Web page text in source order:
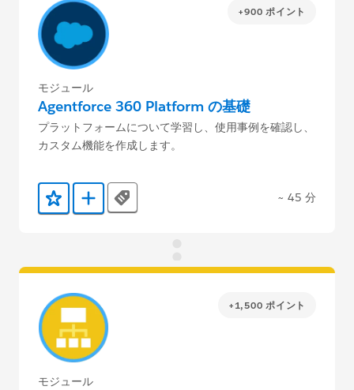
+900 ポイント
モジュール
Agentforce 360 Platform の基礎
プラットフォームについて学習し、使用事例を確認し、
カスタム機能を作成します。
お気に入りに保存する
Trailmix に追加
Tags ~ 45 分
+1,500 ポイント
モジュール